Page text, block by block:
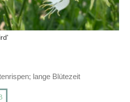
lange Blütezeit